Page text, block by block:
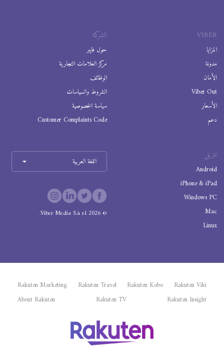
VIBER
المزايا
مدونة
الأمان
Viber Out
الأسعار
دعم
الشركة
حول فايبر
مركز العلامات التجارية
الوظائف
الشروط والسياسات
سياسة الخصوصية
Customer Complaints Code
تنزيل
Android
iPhone & iPad
Windows PC
Mac
Linux
اللغة العربية
©
2026
Viber Media S.à r.l.
Rakuten Viki
Rakuten Kobo
Rakuten Travel
Rakuten Marketing
Rakuten Insight
Rakuten TV
About Rakuten